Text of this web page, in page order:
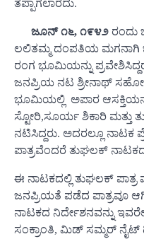
ತಪ್ಪಾಗಲಾರದು.
ಜೂನ್ ೧೬, ೧೯೪೨ ರಂದು
ಲಲಿತಮ್ಮ ದಂಪತಿಯ ಮಗನಾಗಿ
ರಂಗ ಭೂಮಿಯನ್ನು
ಜನಪ್ರಿಯ ನಟ ಶ್ರೀನಾಥ್
ಭೂಮಿಯಲ್ಲಿ ಅಪಾರ
ಸ್ಟೋರಿ,ಸೂರ್ಯ ಶಿಕಾರಿ ಮತ್ತು
ನಟಿಸಿದ್ದರು. ಅದರಲ್ಲೂ ನಾಟಕ
ಪಾತ್ರವೆಂದರೆ ತುಘಲಕ್
ಈ ನಾಟಕದಲ್ಲಿ ತುಘಲಕ್
ಜನಪ್ರಿಯತೆ ಪಡೆದ ಪಾತ್ರವೂ
ನಾಟಕದ ನಿರ್ದೇಶನವನ್ನು
ಸಂಕ್ರಾಂತಿ, ಮಿಡ್ ಸಮ್ಮರ್ ನೈಟ್